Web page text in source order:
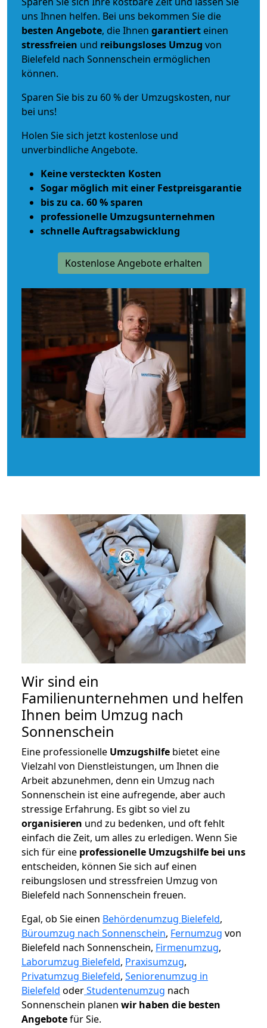
uns Ihnen helfen. Bei uns bekommen Sie die
besten Angebote, die Ihnen garantiert einen
stressfreien und reibungsloses Umzug von
Bielefeld nach Sonnenschein ermöglichen
können.
Sparen Sie bis zu 60 % der Umzugskosten, nur
bei uns!
Holen Sie sich jetzt kostenlose und
unverbindliche Angebote.
Keine versteckten Kosten
Sogar möglich mit einer Festpreisgarantie
bis zu ca. 60 % sparen
professionelle Umzugsunternehmen
schnelle Auftragsabwicklung
Kostenlose Angebote erhalten
Wir sind ein
Familienunternehmen und helfen
Ihnen beim Umzug nach
Sonnenschein
Eine professionelle Umzugshilfe bietet eine
Vielzahl von Dienstleistungen, um Ihnen die
Arbeit abzunehmen, denn ein Umzug nach
Sonnenschein ist eine aufregende, aber auch
stressige Erfahrung. Es gibt so viel zu
organisieren und zu bedenken, und oft fehlt
einfach die Zeit, um alles zu erledigen. Wenn Sie
sich für eine professionelle Umzugshilfe bei uns
entscheiden, können Sie sich auf einen
reibungslosen und stressfreien Umzug von
Bielefeld nach Sonnenschein freuen.
Egal, ob Sie einen Behördenumzug Bielefeld,
Büroumzug nach Sonnenschein, Fernumzug von
Bielefeld nach Sonnenschein, Firmenumzug,
Laborumzug Bielefeld, Praxisumzug,
Privatumzug Bielefeld, Seniorenumzug in
Bielefeld oderStudentenumzug nach
Sonnenschein planen wir haben die besten
Angebotefür Sie.